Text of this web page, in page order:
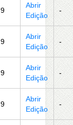
9
Abrir
Edição
-
9
Abrir
Edição
-
9
Abrir
Edição
-
9
Abrir
Edição
-